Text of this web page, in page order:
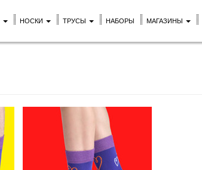
НОСКИ ТРУСЫ НАБОРЫ МАГАЗИНЫ